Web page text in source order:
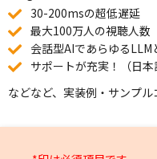
30-200msの超低遅延
最大100万人の視聴人数
会話型AIであらゆるLLM
サポートが充実！（日本
などなど、実装例・サンプ